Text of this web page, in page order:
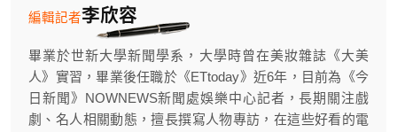
李欣容
編輯記者
畢業於世新大學新聞學系，大學時曾在美妝雜誌《大美
人》實習，畢業後任職於《ETtoday》近6年，目前為《今
日新聞》NOWNEWS新聞處娛樂中心記者，長期關注戲
劇、名人相關動態，擅長撰寫人物專訪，在這些好看的電